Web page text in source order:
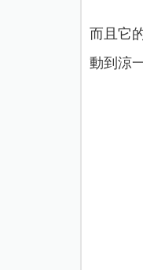
而且它
動到涼